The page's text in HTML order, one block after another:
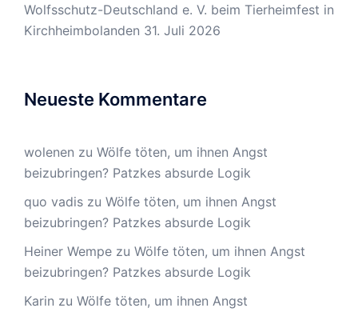
Wolfsschutz-Deutschland e. V. beim Tierheimfest in
Kirchheimbolanden 31. Juli 2026
Neueste Kommentare
wolenen zu Wölfe töten, um ihnen Angst
beizubringen? Patzkes absurde Logik
quo vadis zu Wölfe töten, um ihnen Angst
beizubringen? Patzkes absurde Logik
Heiner Wempe zu Wölfe töten, um ihnen Angst
beizubringen? Patzkes absurde Logik
Karin zu Wölfe töten, um ihnen Angst